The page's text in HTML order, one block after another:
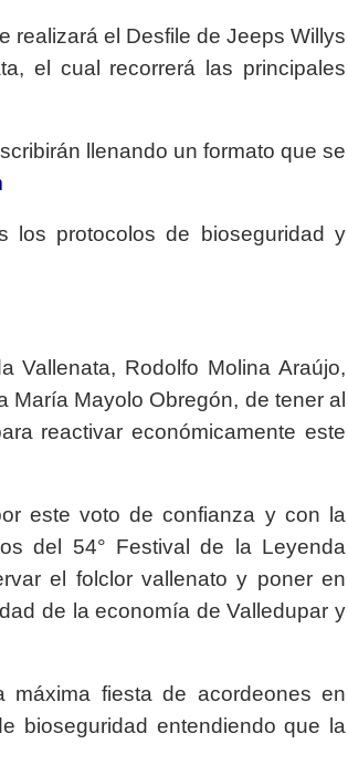
realizará el Desfile de Jeeps Willys
el cual recorrerá las principales
llenando un formato que se
los protocolos de bioseguridad y
Vallenata, Rodolfo Molina Araújo,
Mayolo Obregón, de tener al
reactivar económicamente este
este voto de confianza y con la
del 54° Festival de la Leyenda
el folclor vallenato y poner en
de la economía de Valledupar y
fiesta de acordeones en
bioseguridad entendiendo que la